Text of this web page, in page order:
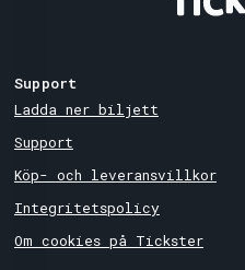
Support
Ladda ner biljett
Support
Köp- och leveransvillkor
Integritetspolicy
Om cookies på Tickster